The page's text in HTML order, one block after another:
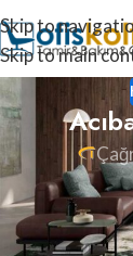
Skip to
Skip to main
Acıbadem ofis
koltuk döşeme,
değişimlerini